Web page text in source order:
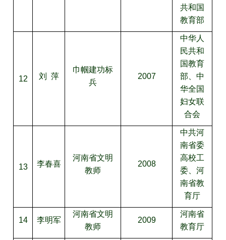
共和国
教育部
12 刘 萍
巾帼建功标
兵
2007
中华人
民共和
国教育
部、中
华全国
妇女联
合会
13 李春喜
河南省文明
教师
2008
中共河
南省委
高校工
委、河
南省教
育厅
14 李明军
河南省文明
教师
2009
河南省
教育厅